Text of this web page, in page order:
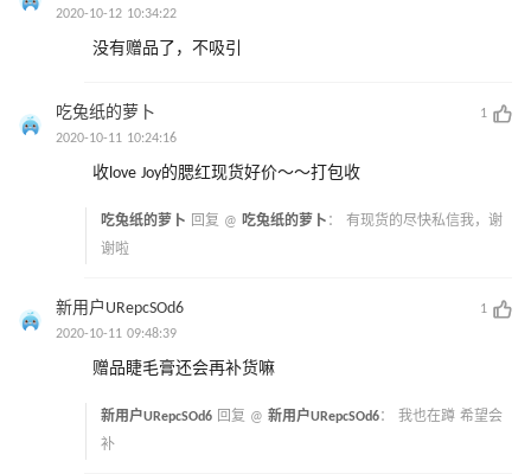
2020-10-12 10:34:22
没有赠品了，不吸引
吃兔纸的萝卜
1
2020-10-11 10:24:16
收love Joy的腮红现货好价～～打包收
吃兔纸的萝卜 回复 @ 吃兔纸的萝卜 ： 有现货的尽快私信我，谢
谢啦
新用户URepcSOd6
1
2020-10-11 09:48:39
赠品睫毛膏还会再补货嘛
新用户URepcSOd6 回复 @ 新用户URepcSOd6： 我也在蹲 希望会
补